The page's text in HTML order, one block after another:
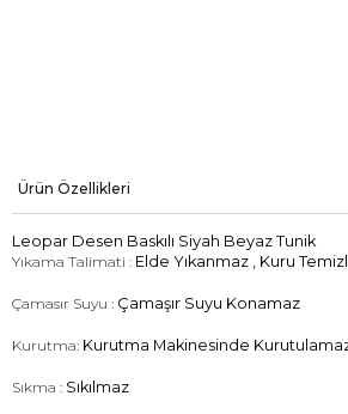
Ürün Özellikleri
Leopar Desen Baskılı Siyah Beyaz Tunik
Yıkama Talimati : Elde Yıkanmaz , Kuru
Çamasır Suyu : Çamaşır Suyu Konamaz
Kurutma: Kurutma Makinesinde
Sıkma : Sıkılmaz